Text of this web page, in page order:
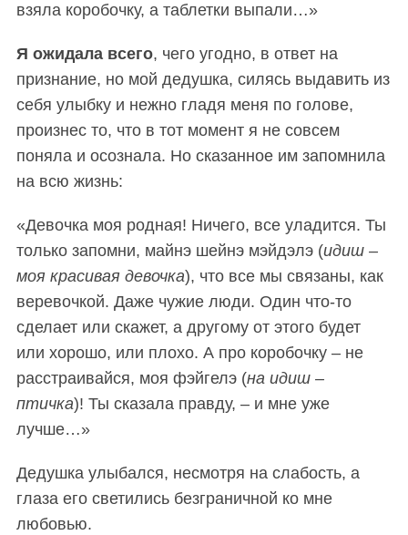
взяла коробочку, а таблетки выпали…»
Я ожидала всего, чего угодно, в ответ на
признание, но мой дедушка, силясь выдавить из
себя улыбку и нежно гладя меня по голове,
произнес то, что в тот момент я не совсем
поняла и осознала. Но сказанное им запомнила
на всю жизнь:
«Девочка моя родная! Ничего, все уладится. Ты
только запомни, майнэ шейнэ мэйдэлэ (идиш –
моя красивая девочка), что все мы связаны, как
веревочкой. Даже чужие люди. Один что-то
сделает или скажет, а другому от этого будет
или хорошо, или плохо. А про коробочку – не
расстраивайся, моя фэйгелэ (на идиш –
птичка)! Ты сказала правду, – и мне уже
лучше…»
Дедушка улыбался, несмотря на слабость, а
глаза его светились безграничной ко мне
любовью.
S
e
r
c
f
o
r
:
По авторам